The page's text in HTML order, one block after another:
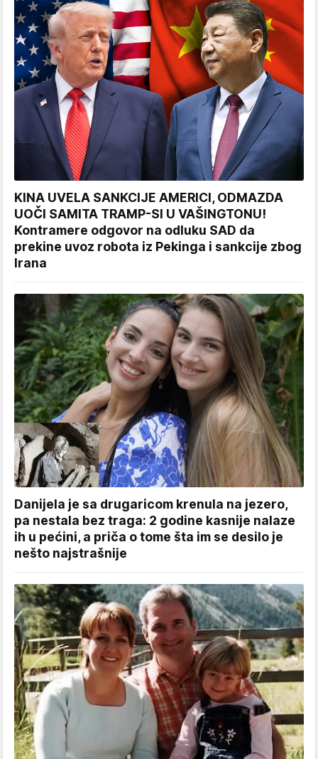
KINA UVELA SANKCIJE AMERICI, ODMAZDA
UOČI SAMITA TRAMP-SI U VAŠINGTONU!
Kontramere odgovor na odluku SAD da
prekine uvoz robota iz Pekinga i sankcije zbog
Irana
Danijela je sa drugaricom krenula na jezero,
pa nestala bez traga: 2 godine kasnije nalaze
ih u pećini, a priča o tome šta im se desilo je
nešto najstrašnije